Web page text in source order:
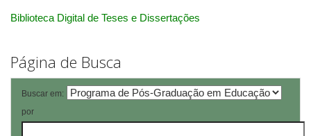
Biblioteca Digital de Teses e Dissertações
Página de Busca
Buscar em:
por